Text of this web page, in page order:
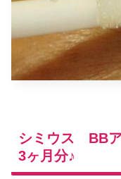
シミウス BBア
3ヶ月分♪